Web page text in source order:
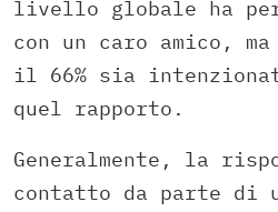
livello globale ha
con un caro amico,
il 66% sia
quel rapporto.
Generalmente, la
contatto da parte di